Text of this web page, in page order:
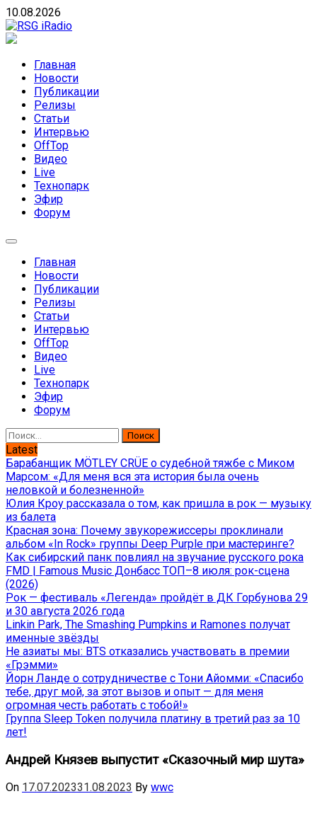
Skip
to
content
10.08.2026
направлений без возрастных ограничений
Главная
Новости
Публикации
Релизы
Статьи
Интервью
OffTop
Видео
Live
Технопарк
Эфир
Форум
Главная
Новости
Публикации
Релизы
Статьи
Интервью
OffTop
Видео
Live
Технопарк
Эфир
Форум
Найти:
Latest
Барабанщик MÖTLEY CRÜE о судебной тяжбе с Миком
Марсом: «Для меня вся эта история была очень
неловкой и болезненной»
Юлия Кроу рассказала о том, как пришла в рок — музыку
из балета
Красная зона: Почему звукорежиссеры проклинали
альбом «In Rock» группы Deep Purple при мастеринге?
Как сибирский панк повлиял на звучание русского рока
FMD | Famous Music Донбасс ТОП–8 июля: рок-сцена
(2026)
Рок — фестиваль «Легенда» пройдёт в ДК Горбунова 29
и 30 августа 2026 года
Linkin Park, The Smashing Pumpkins и Ramones получат
именные звёзды
Не азиаты мы: BTS отказались участвовать в премии
«Грэмми»
Йорн Ланде о сотрудничестве с Тони Айомми: «Спасибо
тебе, друг мой, за этот вызов и опыт — для меня
огромная честь работать с тобой!»
Группа Sleep Token получила платину в третий раз за 10
лет!
Андрей Князев выпустит «Сказочный мир шута»
On 17.07.202331.08.2023 By wwc